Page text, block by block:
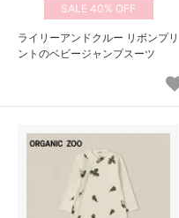
40%
ライリーアンドクルー リボンプリ
ントのベビージャンプスーツ